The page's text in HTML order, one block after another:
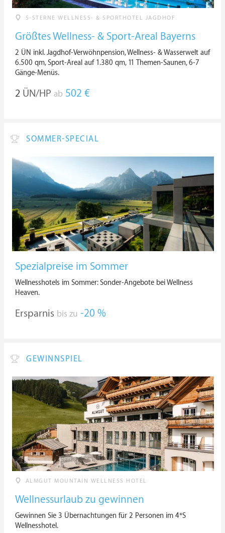
5-STERNE WELLNESS- & SPORTHOTEL JAGDHOF
Größtes Wellness- & Sport-Areal Bayerns
2 ÜN inkl. Jagdhof-Verwöhnpension, Wellness- & Wasserwelt auf
6.500 qm, Sport-Areal auf 1.380 qm, 11 Themen-Saunen, 6-7
Gänge-Menüs.
2 ÜN/HP ab 502 €
SOMMER-SPECIAL
Spezialpreise im Sommer
Wellnesshotels im Sommer: Sonder-Angebote bei Wellness
Heaven.
Ersparnis bis zu -20 %
GEWINNSPIEL
ALMGUT MOUNTAIN WELLNESS HOTEL
Wellnessurlaub zu gewinnen
Gewinnen Sie 3 Übernachtungen für 2 Personen im 4*S
Wellnesshotel.